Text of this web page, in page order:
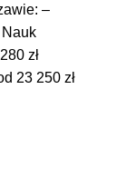
–
zł
23 250 zł